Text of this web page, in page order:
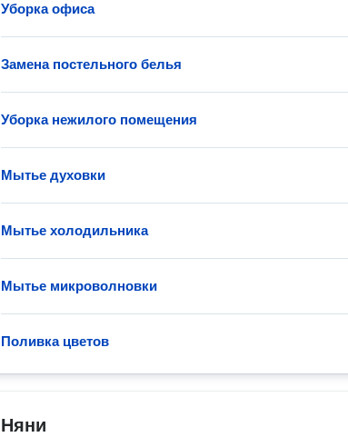
Уборка офиса
Замена постельного белья
Уборка нежилого помещения
Мытье духовки
Мытье холодильника
Мытье микроволновки
Поливка цветов
Няни